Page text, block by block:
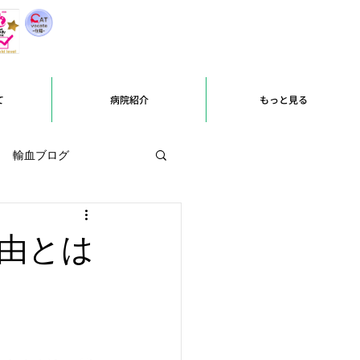
病院紹介 もっと見る
輸血ブログ
とは